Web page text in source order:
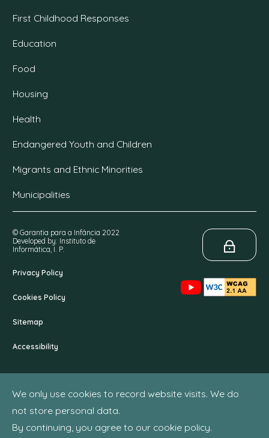
We only use cookies to record website visits. We do
not store personal data.
By continuing, you agree to our cookie policy.
First Childhood Responses
Education
Food
Housing
Health
Endangered Youth and Children
Migrants and Ethnic Minorities
Municipalities
© Garantia para a Infância 2022
Developed by: Instituto de
Informática, I. P.
Privacy Policy
Cookies Policy
Sitemap
Accessibility